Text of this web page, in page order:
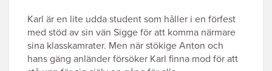
Karl är en lite udda student som håller i en förfest
med stöd av sin vän Sigge för att komma närmare
sina klasskamrater. Men när stökige Anton och
hans gäng anländer försöker Karl finna mod för att